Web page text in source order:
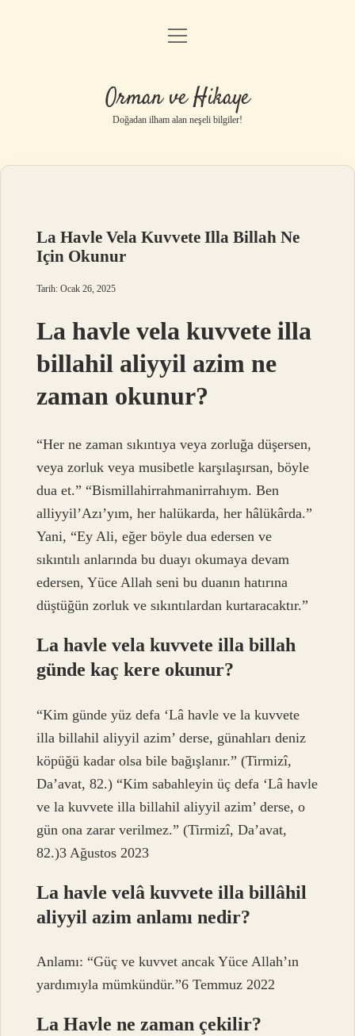
Anasayfa
Yasal Uyarı
menüyü
Orman ve Hikaye
Doğadan ilham alan neşeli bilgiler!
La Havle Vela Kuvvete Illa Billah Ne
Için Okunur
Tarih: Ocak 26, 2025
La havle vela kuvvete illa
billahil aliyyil azim ne
zaman okunur?
“Her ne zaman sıkıntıya veya zorluğa düşersen,
veya zorluk veya musibetle karşılaşırsan, böyle
dua et.” “Bismillahirrahmanirrahıym. Ben
alliyyil’Azı’yım, her halükarda, her hâlükârda.”
Yani, “Ey Ali, eğer böyle dua edersen ve
sıkıntılı anlarında bu duayı okumaya devam
edersen, Yüce Allah seni bu duanın hatırına
düştüğün zorluk ve sıkıntılardan kurtaracaktır.”
La havle vela kuvvete illa billah
günde kaç kere okunur?
“Kim günde yüz defa ‘Lâ havle ve la kuvvete
illa billahil aliyyil azim’ derse, günahları deniz
köpüğü kadar olsa bile bağışlanır.” (Tirmizî,
Da’avat, 82.) “Kim sabahleyin üç defa ‘Lâ havle
ve la kuvvete illa billahil aliyyil azim’ derse, o
gün ona zarar verilmez.” (Tirmizî, Da’avat,
82.)3 Ağustos 2023
La havle velâ kuvvete illa billâhil
aliyyil azim anlamı nedir?
Anlamı: “Güç ve kuvvet ancak Yüce Allah’ın
yardımıyla mümkündür.”6 Temmuz 2022
La Havle ne zaman çekilir?